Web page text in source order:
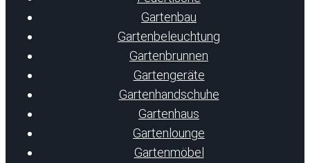
Gartenbau
Gartenbeleuchtung
Gartenbrunnen
Gartengeräte
Gartenhandschuhe
Gartenhaus
Gartenlounge
Gartenmöbel